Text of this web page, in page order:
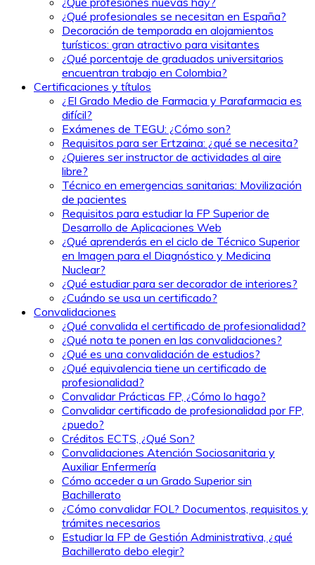
¿Qué profesionales se necesitan en España?
Decoración de temporada en alojamientos
turísticos: gran atractivo para visitantes
¿Qué porcentaje de graduados universitarios
encuentran trabajo en Colombia?
Certificaciones y títulos
¿El Grado Medio de Farmacia y Parafarmacia es
difícil?
Exámenes de TEGU: ¿Cómo son?
Requisitos para ser Ertzaina: ¿qué se necesita?
¿Quieres ser instructor de actividades al aire
libre?
Técnico en emergencias sanitarias: Movilización
de pacientes
Requisitos para estudiar la FP Superior de
Desarrollo de Aplicaciones Web
¿Qué aprenderás en el ciclo de Técnico Superior
en Imagen para el Diagnóstico y Medicina
Nuclear?
¿Qué estudiar para ser decorador de interiores?
¿Cuándo se usa un certificado?
Convalidaciones
¿Qué convalida el certificado de profesionalidad?
¿Qué nota te ponen en las convalidaciones?
¿Qué es una convalidación de estudios?
¿Qué equivalencia tiene un certificado de
profesionalidad?
Convalidar Prácticas FP, ¿Cómo lo hago?
Convalidar certificado de profesionalidad por FP,
¿puedo?
Créditos ECTS, ¿Qué Son?
Convalidaciones Atención Sociosanitaria y
Auxiliar Enfermería
Cómo acceder a un Grado Superior sin
Bachillerato
¿Cómo convalidar FOL? Documentos, requisitos y
trámites necesarios
Estudiar la FP de Gestión Administrativa, ¿qué
Bachillerato debo elegir?